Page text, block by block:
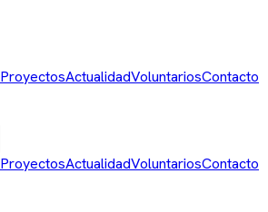
ProyectosActualidadVoluntariosContacto
ProyectosActualidadVoluntariosContacto